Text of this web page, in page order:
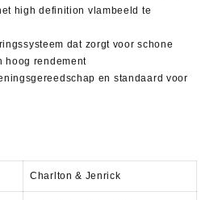
high definition vlambeeld te
dat zorgt voor schone
hoog rendement
en standaard voor
Charlton & Jenrick